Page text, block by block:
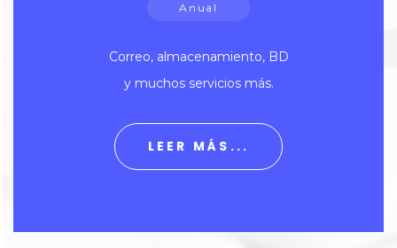
Anual
Correo, almacenamiento, BD
y muchos servicios más.
LEER MÁS...